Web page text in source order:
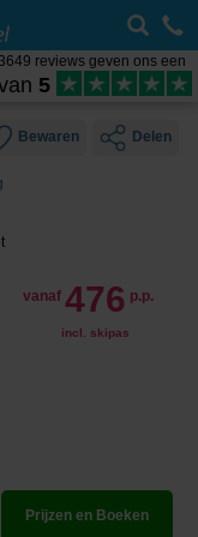
3649 reviews geven ons een
5
Bewaren Delen
vanaf 476 p.p.
incl. skipas
Prijzen en Boeken